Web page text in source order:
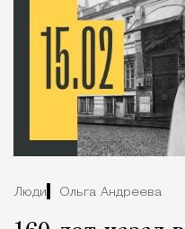
Люди Ольга Андреева